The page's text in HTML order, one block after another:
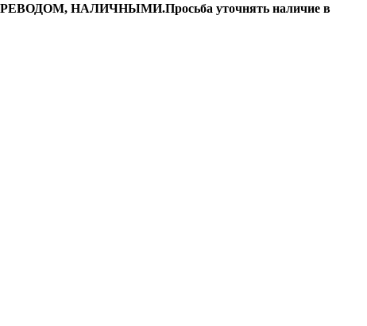
НАЛИЧНЫМИ.Просьба уточнять наличие в